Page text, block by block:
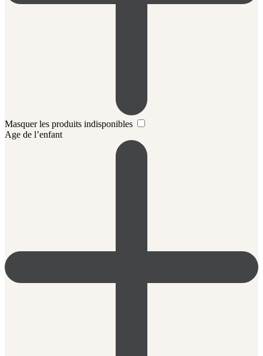
Masquer les produits indisponibles
Age de l’enfant